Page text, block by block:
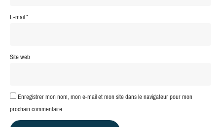
E-mail*
Site web
Enregistrer mon nom, mon e-mail et mon site dans le navigateur pour mon
prochain commentaire.